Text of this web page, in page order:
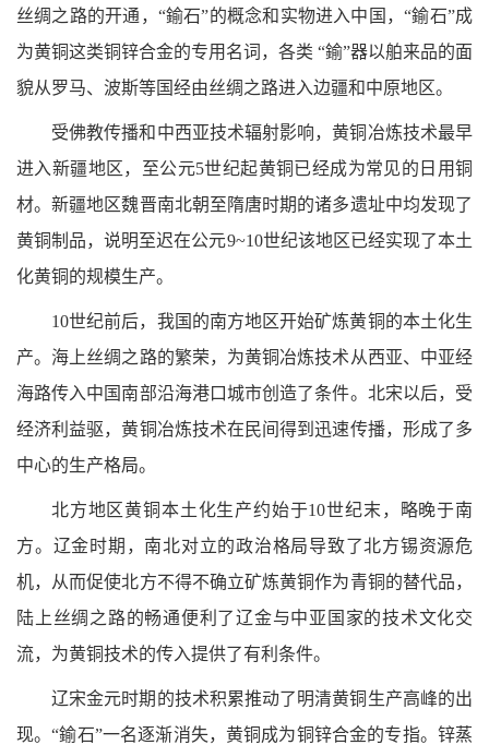
丝绸之路的开通，“鍮石”的概念和实物进入中国，“鍮石”成
为黄铜这类铜锌合金的专用名词，各类 “鍮”器以舶来品的面
貌从罗马、波斯等国经由丝绸之路进入边疆和中原地区。
受佛教传播和中西亚技术辐射影响，黄铜冶炼技术最早
进入新疆地区，至公元5世纪起黄铜已经成为常见的日用铜
材。新疆地区魏晋南北朝至隋唐时期的诸多遗址中均发现了
黄铜制品，说明至迟在公元9~10世纪该地区已经实现了本土
化黄铜的规模生产。
10世纪前后，我国的南方地区开始矿炼黄铜的本土化生
产。海上丝绸之路的繁荣，为黄铜冶炼技术从西亚、中亚经
海路传入中国南部沿海港口城市创造了条件。北宋以后，受
经济利益驱，黄铜冶炼技术在民间得到迅速传播，形成了多
中心的生产格局。
北方地区黄铜本土化生产约始于10世纪末，略晚于南
方。辽金时期，南北对立的政治格局导致了北方锡资源危
机，从而促使北方不得不确立矿炼黄铜作为青铜的替代品，
陆上丝绸之路的畅通便利了辽金与中亚国家的技术文化交
流，为黄铜技术的传入提供了有利条件。
辽宋金元时期的技术积累推动了明清黄铜生产高峰的出
现。“鍮石”一名逐渐消失，黄铜成为铜锌合金的专指。锌蒸